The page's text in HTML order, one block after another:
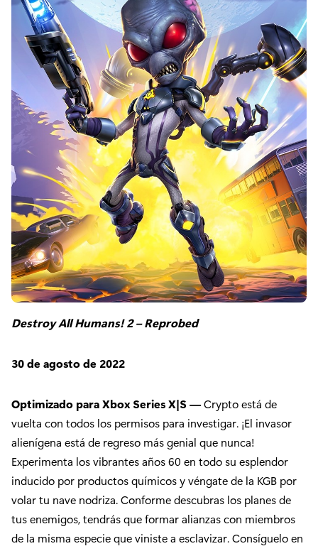
Destroy All Humans! 2 – Reprobed
30 de agosto de 2022
Optimizado para Xbox Series X|S —Crypto está de
vuelta con todos los permisos para investigar. ¡El invasor
alienígena está de regreso más genial que nunca!
Experimenta los vibrantes años 60 en todo su esplendor
inducido por productos químicos y véngate de la KGB por
volar tu nave nodriza. Conforme descubras los planes de
tus enemigos, tendrás que formar alianzas con miembros
de la misma especie que viniste a esclavizar. Consíguelo en